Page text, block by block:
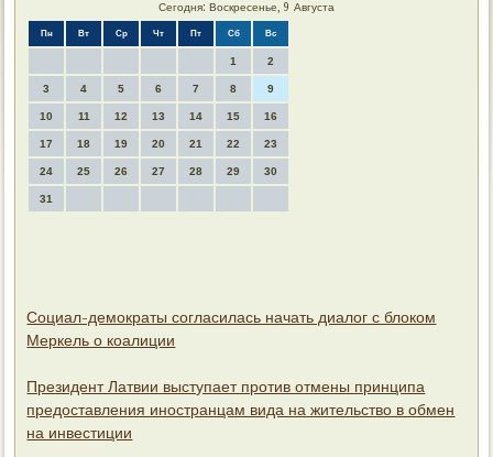
Сегодня: Воскресенье, 9 Августа
Пн Вт Ср Чт Пт Сб Вс
1 2
3 4 5 6 7 8 9
10 11 12 13 14 15 16
17 18 19 20 21 22 23
24 25 26 27 28 29 30
31
Социал-демократы согласилась начать диалог с блоком
Меркель о коалиции
Президент Латвии выступает против отмены принципа
предоставления иностранцам вида на жительство в обмен
на инвестиции